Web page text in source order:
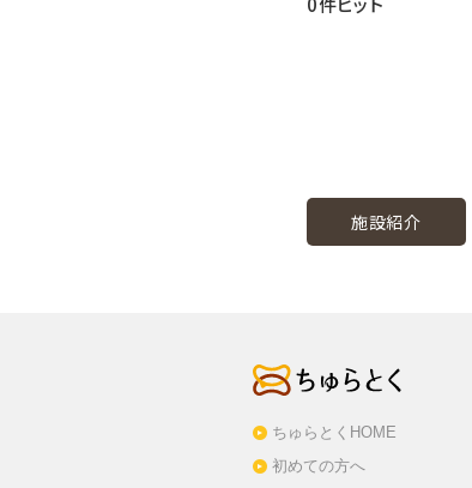
施設紹介
ちゅらとくHOME
初めての方へ